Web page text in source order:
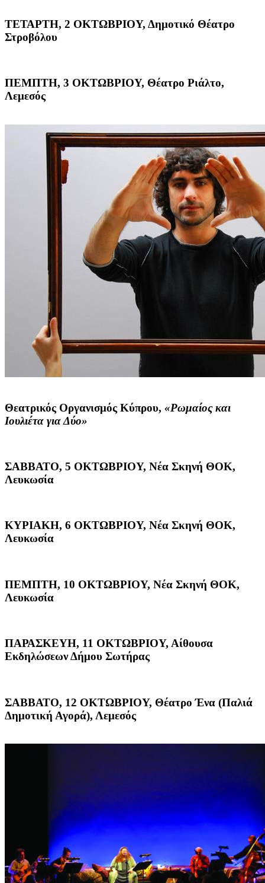
ΤΕΤΑΡΤΗ, 2 ΟΚΤΩΒΡΙΟΥ, Δημοτικό Θέατρο
Στροβόλου
ΠΕΜΠΤΗ, 3 ΟΚΤΩΒΡΙΟΥ, Θέατρο Ριάλτο,
Λεμεσός
Θεατρικός Οργανισμός Κύπρου, «Ρωμαίος και
Ιουλιέτα για Δύο»
ΣΑΒΒΑΤΟ, 5 ΟΚΤΩΒΡΙΟΥ, Νέα Σκηνή ΘΟΚ,
Λευκωσία
ΚΥΡΙΑΚΗ, 6 ΟΚΤΩΒΡΙΟΥ, Νέα Σκηνή ΘΟΚ,
Λευκωσία
ΠΕΜΠΤΗ, 10 ΟΚΤΩΒΡΙΟΥ, Νέα Σκηνή ΘΟΚ,
Λευκωσία
ΠΑΡΑΣΚΕΥΗ, 11 ΟΚΤΩΒΡΙΟΥ, Αίθουσα
Εκδηλώσεων Δήμου Σωτήρας
ΣΑΒΒΑΤΟ, 12 ΟΚΤΩΒΡΙΟΥ, Θέατρο Ένα (Παλιά
Δημοτική Αγορά), Λεμεσός